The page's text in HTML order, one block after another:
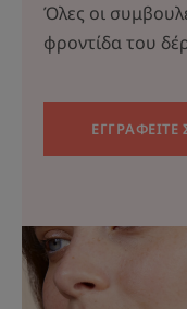
Όλες οι
φροντίδα του